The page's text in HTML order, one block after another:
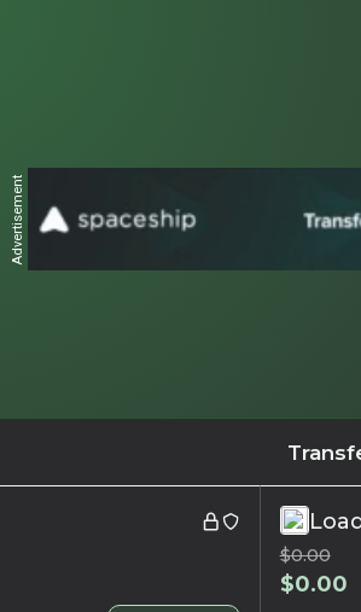
Advertisement
$0.00
$0.00